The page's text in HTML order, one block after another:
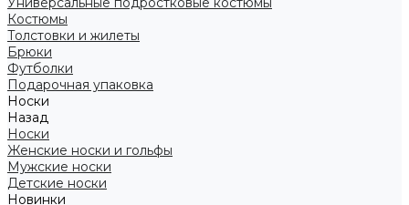
Костюмы
Толстовки и жилеты
Брюки
Футболки
Подарочная упаковка
Носки
Назад
Носки
Женские носки и гольфы
Мужские носки
Детские носки
Новинки